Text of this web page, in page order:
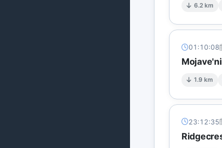
6.2 km
01:10:08
1.9 km
23:12:35